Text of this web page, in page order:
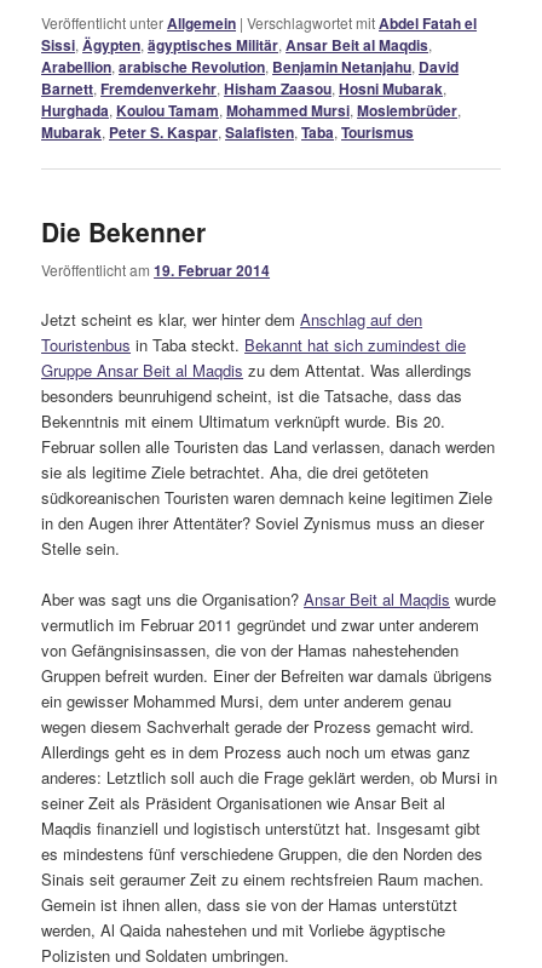
Veröffentlicht unterAllgemein |Verschlagwortet mitAbdel Fatah el
Sissi,Ägypten,ägyptisches Militär,Ansar Beit al Maqdis,
Arabellion,arabische Revolution, Benjamin Netanjahu, David
Barnett,Fremdenverkehr,Hisham Zaasou,Hosni Mubarak,
Hurghada,Koulou Tamam,Mohammed Mursi,Moslembrüder,
Mubarak, Peter S. Kaspar,Salafisten,Taba,Tourismus
Die Bekenner
Veröffentlicht am19. Februar 2014
Jetzt scheint es klar, wer hinter demAnschlag auf den
Touristenbus in Taba steckt. Bekannt hat sich zumindest die
Gruppe Ansar Beit al Maqdis zu dem Attentat. Was allerdings
besonders beunruhigend scheint, ist die Tatsache, dass das
Bekenntnis mit einem Ultimatum verknüpft wurde. Bis 20.
Februar sollen alle Touristen das Land verlassen, danach werden
sie als legitime Ziele betrachtet. Aha, die drei getöteten
südkoreanischen Touristen waren demnach keine legitimen Ziele
in den Augen ihrer Attentäter? Soviel Zynismus muss an dieser
Stelle sein.
Aber was sagt uns die Organisation?Ansar Beit al Maqdis wurde
vermutlich im Februar 2011 gegründet und zwar unter anderem
von Gefängnisinsassen, die von der Hamas nahestehenden
Gruppen befreit wurden. Einer der Befreiten war damals übrigens
ein gewisser Mohammed Mursi, dem unter anderem genau
wegen diesem Sachverhalt gerade der Prozess gemacht wird.
Allerdings geht es in dem Prozess auch noch um etwas ganz
anderes: Letztlich soll auch die Frage geklärt werden, ob Mursi in
seiner Zeit als Präsident Organisationen wie Ansar Beit al
Maqdis finanziell und logistisch unterstützt hat. Insgesamt gibt
es mindestens fünf verschiedene Gruppen, die den Norden des
Sinais seit geraumer Zeit zu einem rechtsfreien Raum machen.
Gemein ist ihnen allen, dass sie von der Hamas unterstützt
werden, Al Qaida nahestehen und mit Vorliebe ägyptische
Polizisten und Soldaten umbringen.